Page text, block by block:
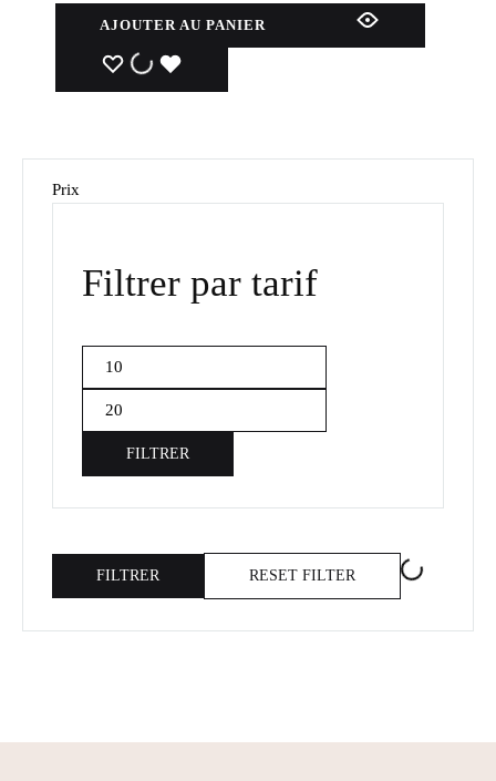
AJOUTER AU PANIER
WISHLIST
WISHLIST
Prix
Filtrer par tarif
FILTRER
FILTRER RESET FILTER